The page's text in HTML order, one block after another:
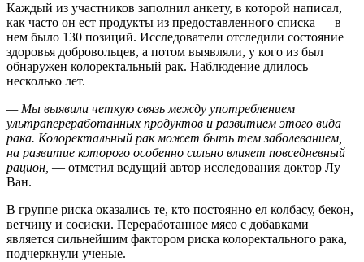
Каждый из участников заполнил анкету, в которой написал,
как часто он ест продукты из предоставленного списка — в
нем было 130 позиций. Исследователи отследили состояние
здоровья добровольцев, а потом выявляли, у кого из был
обнаружен колоректальный рак. Наблюдение длилось
несколько лет.
— Мы выявили четкую связь между употреблением
ультрапереработанных продуктов и развитием этого вида
рака. Колоректальный рак может быть тем заболеванием,
на развитие которого особенно сильно влияет повседневный
рацион, — отметил ведущий автор исследования доктор Лу
Ван.
В группе риска оказались те, кто постоянно ел колбасу, бекон,
ветчину и сосиски. Переработанное мясо с добавками
является сильнейшим фактором риска колоректального рака,
подчеркнули ученые.